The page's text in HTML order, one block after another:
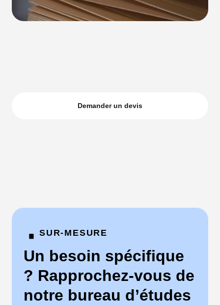
Demander un devis
· SUR-MESURE
Un besoin spécifique
? Rapprochez-vous de
notre bureau d’études